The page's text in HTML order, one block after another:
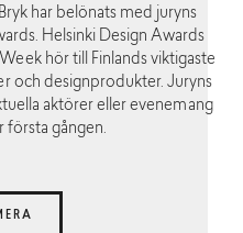
har belönats med juryns
Helsinki Design Awards
hör till Finlands viktigaste
och designprodukter. Juryns
aktörer eller evenemang
första gången.